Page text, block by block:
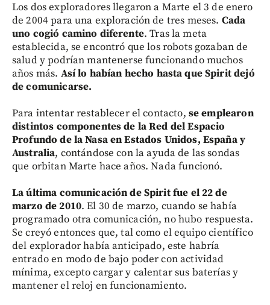
Los dos exploradores llegaron a Marte el 3 de enero
de 2004 para una exploración de tres meses. Cada
uno cogió camino diferente. Tras la meta
establecida, se encontró que los robots gozaban de
salud y podrían mantenerse funcionando muchos
años más. Así lo habían hecho hasta que Spirit dejó
de comunicarse.
Para intentar restablecer el contacto, se emplearon
distintos componentes de la Red del Espacio
Profundo de la Nasa en Estados Unidos, España y
Australia, contándose con la ayuda de las sondas
que orbitan Marte hace años. Nada funcionó.
La última comunicación de Spirit fue el 22 de
marzo de 2010. El 30 de marzo, cuando se había
programado otra comunicación, no hubo respuesta.
Se creyó entonces que, tal como el equipo científico
del explorador había anticipado, este habría
entrado en modo de bajo poder con actividad
mínima, excepto cargar y calentar sus baterías y
mantener el reloj en funcionamiento.